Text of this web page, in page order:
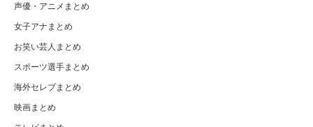
声優・アニメまとめ
女子アナまとめ
お笑い芸人まとめ
スポーツ選手まとめ
海外セレブまとめ
映画まとめ